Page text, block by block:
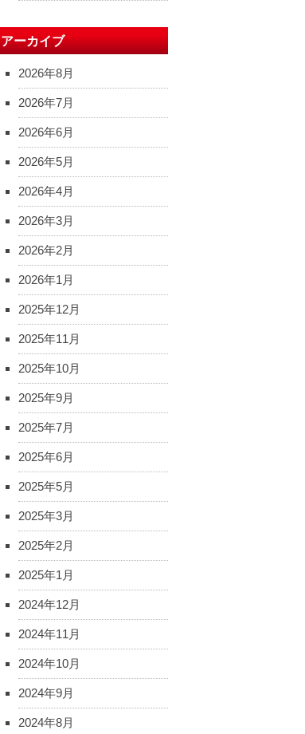
アーカイブ
2026年8月
2026年7月
2026年6月
2026年5月
2026年4月
2026年3月
2026年2月
2026年1月
2025年12月
2025年11月
2025年10月
2025年9月
2025年7月
2025年6月
2025年5月
2025年3月
2025年2月
2025年1月
2024年12月
2024年11月
2024年10月
2024年9月
2024年8月